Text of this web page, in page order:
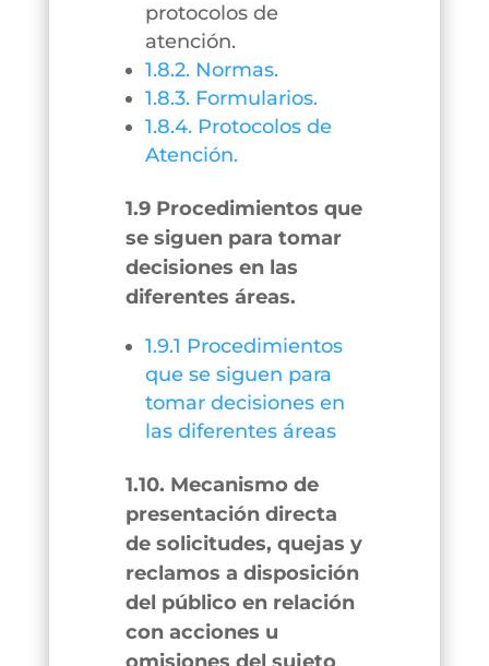
protocolos de
atención.
1.8.2. Normas.
1.8.3. Formularios.
1.8.4. Protocolos de
Atención.
1.9 Procedimientos que
se siguen para tomar
decisiones en las
diferentes áreas.
1.9.1 Procedimientos
que se siguen para
tomar decisiones en
las diferentes áreas
1.10. Mecanismo de
presentación directa
de solicitudes, quejas y
reclamos a disposición
del público en relación
con acciones u